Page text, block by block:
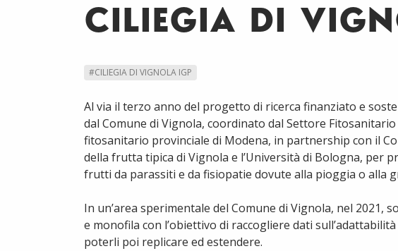
CILIEGIA DI
#CILIEGIA DI VIGNOLA IGP
Al via il terzo anno del progetto di ricerca finanziato e
dal Comune di Vignola, coordinato dal Settore
fitosanitario provinciale di Modena, in partnership con il
della frutta tipica di Vignola e l’Università di Bologna, per
frutti da parassiti e da fisiopatie dovute alla pioggia o alla
In un’area sperimentale del Comune di Vignola, nel 2021,
e monofila con l’obiettivo di raccogliere dati
poterli poi replicare ed estendere.